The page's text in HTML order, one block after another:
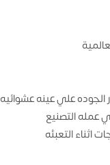
الجوده علي عينه عشوائيه
عمله التصنيع
اثناء التعبئه